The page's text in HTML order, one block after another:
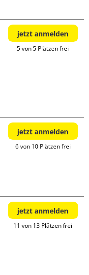
jetzt anmelden
5 von 5 Plätzen frei
jetzt anmelden
6 von 10 Plätzen frei
jetzt anmelden
11 von 13 Plätzen frei